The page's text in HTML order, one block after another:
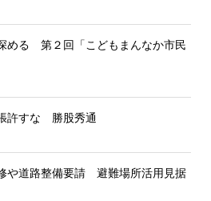
める 第２回「こどもまんなか市民
許すな 勝股秀通
や道路整備要請 避難場所活用見据